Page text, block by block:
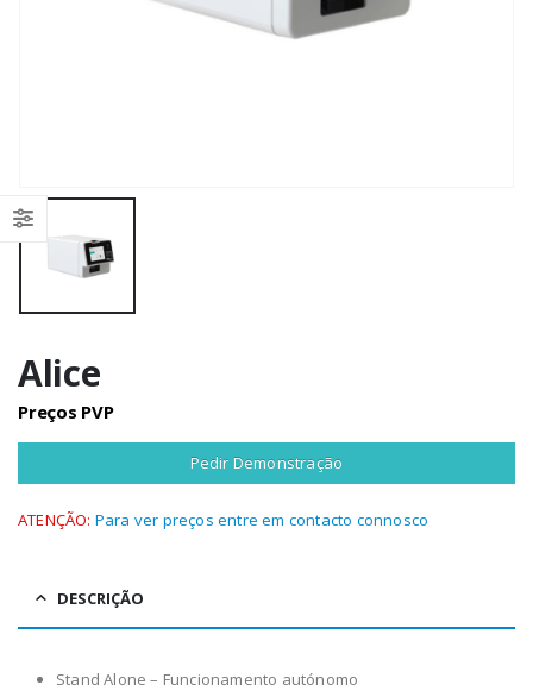
Alice
Preços PVP
Pedir Demonstração
ATENÇÃO: Para ver preços entre em contacto connosco
DESCRIÇÃO
Stand Alone – Funcionamento autónomo